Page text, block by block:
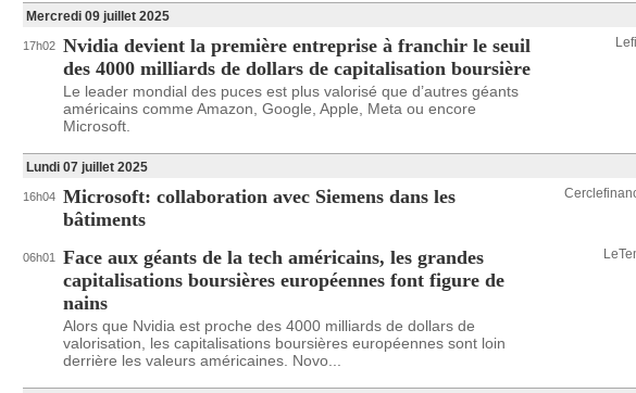
Mercredi 09 juillet 2025
17h02 Nvidia devient la première entreprise à franchir le seuil
des 4000 milliards de dollars de capitalisation boursière
Le leader mondial des puces est plus valorisé que d’autres géants
américains comme Amazon, Google, Apple, Meta ou encore
Microsoft.
Lundi 07 juillet 2025
16h04 Microsoft: collaboration avec Siemens dans les
bâtiments
06h01
Face aux géants de la tech américains, les grandes
capitalisations boursières européennes font figure de
nains
Alors que Nvidia est proche des 4000 milliards de dollars de
valorisation, les capitalisations boursières européennes sont loin
derrière les valeurs américaines. Novo...